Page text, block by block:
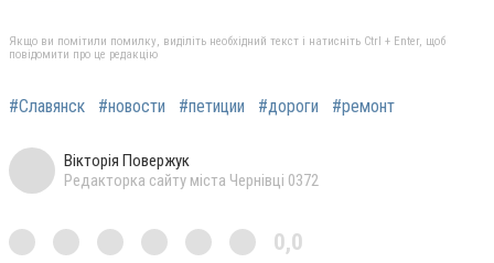
Якщо ви помітили помилку, виділіть необхідний текст і натисніть Ctrl + Enter, щоб
повідомити про це редакцію
#Славянск #новости #петиции #дороги #ремонт
Вікторія Повержук
Редакторка сайту міста Чернівці 0372
0,0